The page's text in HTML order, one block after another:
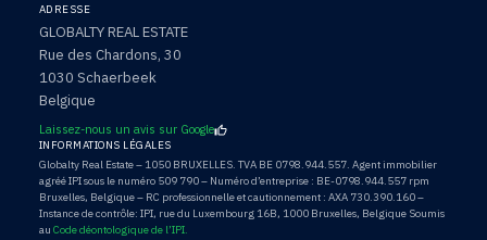
ADRESSE
GLOBALTY REAL ESTATE
Rue des Chardons, 30
1030 Schaerbeek
Belgique
Laissez-nous un avis sur Google
INFORMATIONS LÉGALES
Globalty Real Estate – 1050 BRUXELLES. TVA BE 0798.944.557. Agent immobilier
agréé IPI sous le numéro 509 790 – Numéro d’entreprise : BE-0798.944.557 rpm
Bruxelles, Belgique – RC professionnelle et cautionnement : AXA 730.390.160 –
Instance de contrôle: IPI, rue du Luxembourg 16B, 1000 Bruxelles, Belgique Soumis
au Code déontologique de l’IPI.